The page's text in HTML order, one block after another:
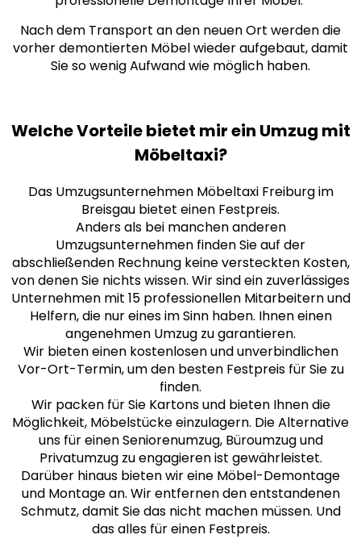
Nach dem Transport an den neuen Ort werden die
vorher demontierten Möbel wieder aufgebaut, damit
Sie so wenig Aufwand wie möglich haben.
Welche Vorteile bietet mir ein Umzug mit
Möbeltaxi?
Das Umzugsunternehmen Möbeltaxi Freiburg im
Breisgau bietet einen Festpreis.
Anders als bei manchen anderen
Umzugsunternehmen finden Sie auf der
abschließenden Rechnung keine versteckten Kosten,
von denen Sie nichts wissen. Wir sind ein zuverlässiges
Unternehmen mit 15 professionellen Mitarbeitern und
Helfern, die nur eines im Sinn haben. Ihnen einen
angenehmen Umzug zu garantieren.
Wir bieten einen kostenlosen und unverbindlichen
Vor-Ort-Termin, um den besten Festpreis für Sie zu
finden.
Wir packen für Sie Kartons und bieten Ihnen die
Möglichkeit, Möbelstücke einzulagern. Die Alternative
uns für einen Seniorenumzug, Büroumzug und
Privatumzug zu engagieren ist gewährleistet.
Darüber hinaus bieten wir eine Möbel-Demontage
und Montage an. Wir entfernen den entstandenen
Schmutz, damit Sie das nicht machen müssen. Und
das alles für einen Festpreis.